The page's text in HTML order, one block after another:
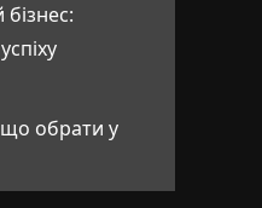
що обрати у